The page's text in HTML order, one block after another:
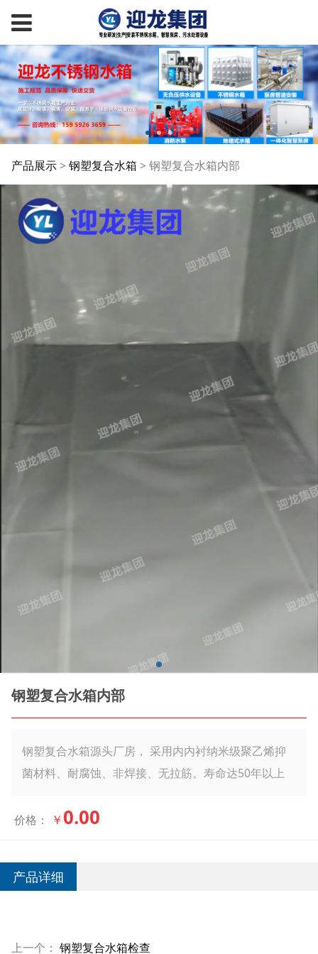
钢塑复合水箱内部
产品展示> 钢塑复合水箱 > 钢塑复合水箱内部
钢塑复合水箱内部
钢塑复合水箱源头厂房， 采用内内衬纳米级聚乙烯抑
菌材料、耐腐蚀、非焊接、无拉筋。寿命达50年以上
价格： ￥ 0.00
产品详细
上一个： 钢塑复合水箱检查